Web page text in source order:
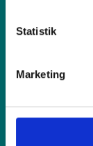
Statistik
Marketing
Inspiration
Hjælp